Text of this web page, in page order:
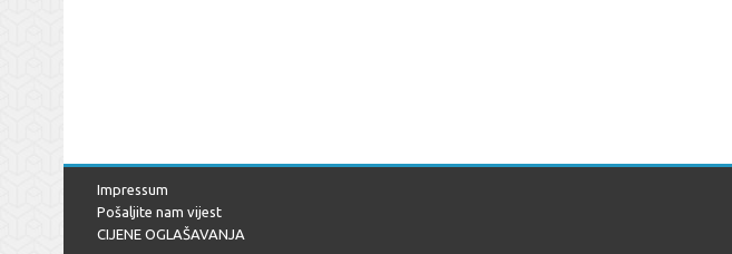
Impressum
Pošaljite nam vijest
CIJENE OGLAŠAVANJA